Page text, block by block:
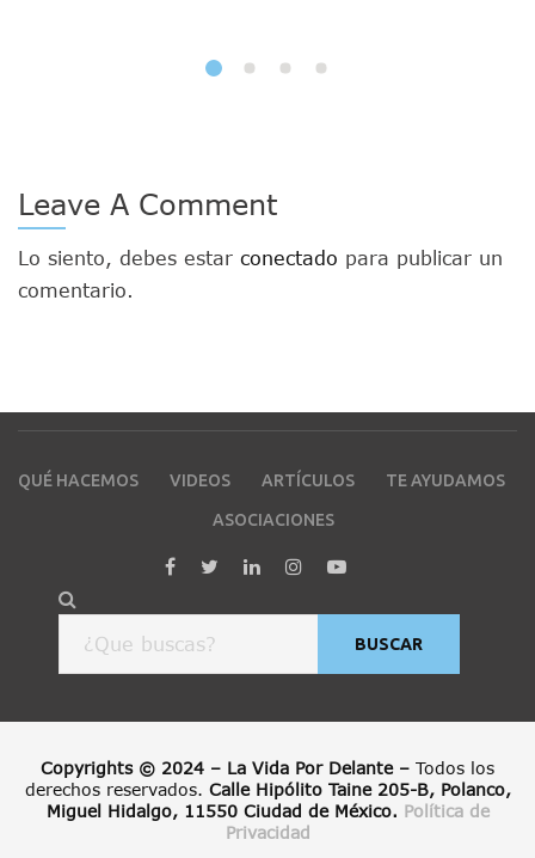
Leave A Comment
Lo siento, debes estar conectado para publicar un
comentario.
QUÉ HACEMOS VIDEOS ARTÍCULOS TE AYUDAMOS
ASOCIACIONES
BUSCAR
Copyrights © 2024 – La Vida Por Delante – Todos los
derechos reservados. Calle Hipólito Taine 205-B, Polanco,
Miguel Hidalgo, 11550 Ciudad de México. Política de
Privacidad